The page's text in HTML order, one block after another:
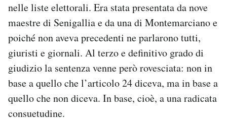
nelle liste elettorali. Era stata presentata da nove
maestre di Senigallia e da una di Montemarciano e
poiché non aveva precedenti ne parlarono tutti,
giuristi e giornali. Al terzo e definitivo grado di
giudizio la sentenza venne però rovesciata: non in
base a quello che l’articolo 24 diceva, ma in base a
quello che non diceva. In base, cioè, a una radicata
consuetudine.